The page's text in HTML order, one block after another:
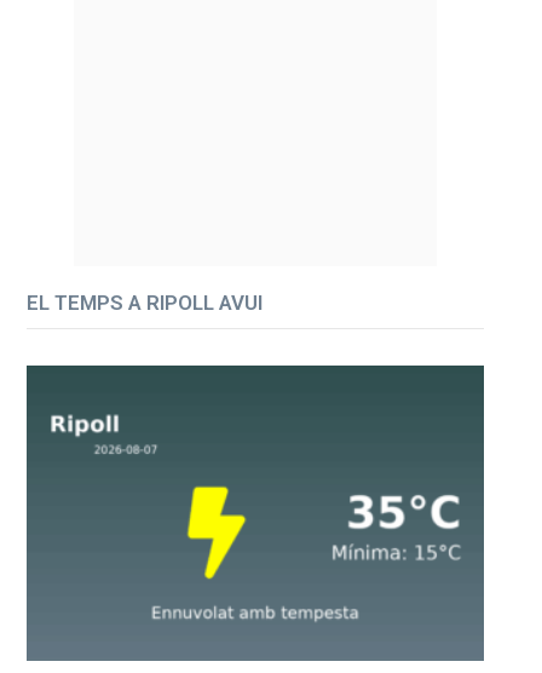
EL TEMPS A RIPOLL AVUI